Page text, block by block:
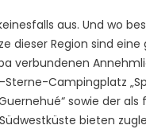
aus. Und wo
dieser Region sind
verbundenen
Campingplatz
sowie der
bieten